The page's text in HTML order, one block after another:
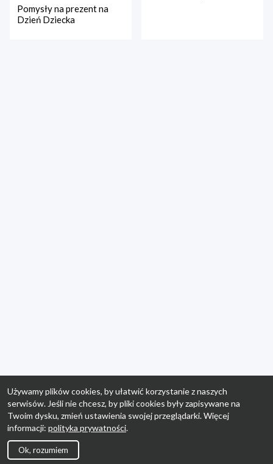
Pomysły na prezent na
Dzień Dziecka
Używamy plików cookies, by ułatwić korzystanie z naszych
serwisów. Jeśli nie chcesz, by pliki cookies były zapisywane na
Twoim dysku, zmień ustawienia swojej przeglądarki. Więcej
informacji: polityka prywatności.
Ok, rozumiem